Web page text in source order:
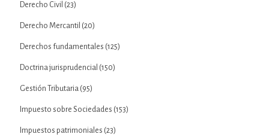
Derecho Civil (23)
Derecho Mercantil (20)
Derechos fundamentales (125)
Doctrina jurisprudencial (150)
Gestión Tributaria (95)
Impuesto sobre Sociedades (153)
Impuestos patrimoniales (23)